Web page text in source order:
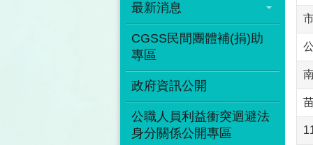
最新消息
CGSS民間團體補(捐)助
專區
政府資訊公開
公職人員利益衝突迴避法
身分關係公開專區